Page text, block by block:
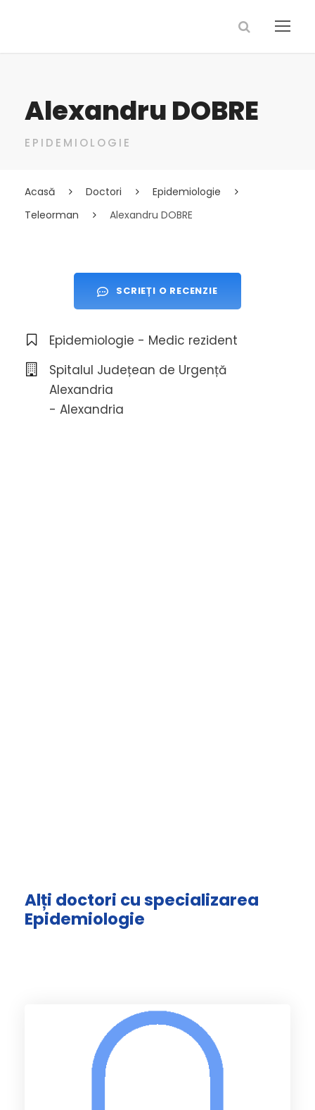
Alexandru DOBRE
EPIDEMIOLOGIE
Acasă Doctori
Epidemiologie
Teleorman
Alexandru DOBRE
SCRIEȚI O RECENZIE
Epidemiologie - Medic rezident
Spitalul Județean de Urgență
Alexandria
- Alexandria
Alți doctori cu specializarea
Epidemiologie